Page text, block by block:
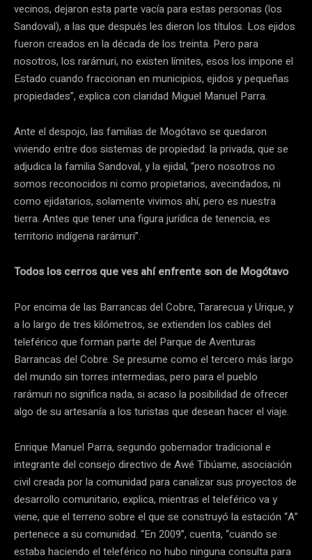
vecinos, dejaron esta parte vacía para estas personas (los
Sandoval), a las que después les dieron los títulos. Los ejidos
fueron creados en la década de los treinta. Pero para
nosotros, los rarámuri, no existen límites, esos los impone el
Estado cuando fraccionan en municipios, ejidos y pequeñas
propiedades”, explica con claridad Miguel Manuel Parra.
Ante el despojo, las familias de Mogótavo se quedaron
viviendo entre dos sistemas de propiedad: la privada, que se
adjudica la familia Sandoval, y la ejidal, “pero nosotros no
somos reconocidos ni como propietarios, avecindados, ni
como ejidatarios, solamente vivimos ahí, pero es nuestra
tierra. Antes que tener una figura jurídica de tenencia, es
territorio indígena rarámuri”.
Todos los cerros que ves ahí enfrente son de Mogótavo
Por encima de las Barrancas del Cobre, Tararecua y Urique, y
a lo largo de tres kilómetros, se extienden los cables del
teleférico que forman parte del Parque de Aventuras
Barrancas del Cobre. Se presume como el tercero más largo
del mundo sin torres intermedias, pero para el pueblo
rarámuri no significa nada, si acaso la posibilidad de ofrecer
algo de su artesanía a los turistas que desean hacer el viaje.
Enrique Manuel Parra, segundo gobernador tradicional e
integrante del consejo directivo de Awé Tibúame, asociación
civil creada por la comunidad para canalizar sus proyectos de
desarrollo comunitario, explica, mientras el teleférico va y
viene, que el terreno sobre el que se construyó la estación “A”
pertenece a su comunidad. “En 2009”, cuenta, “cuando se
estaba haciendo el teleférico no hubo ninguna consulta para